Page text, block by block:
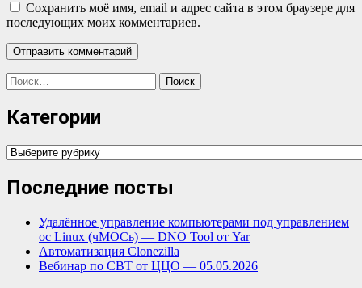
Сохранить моё имя, email и адрес сайта в этом браузере для
последующих моих комментариев.
Найти:
Категории
Категории
Последние посты
Удалённое управление компьютерами под управлением
ос Linux (чМОСь) — DNO Tool от Yar
Автоматизация Clonezilla
Вебинар по СВТ от ЦЦО — 05.05.2026